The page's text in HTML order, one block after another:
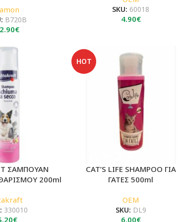
B720B
€
SKU: 60018
4.90€
ΣΑΜΠΟΥΑΝ
200ml
330010
€
HOT
CAT’S LIFE SHAMPOO ΓΙΑ
ΓΑΤΕΣ 500ml
OEM
SKU: DL9
6.00€